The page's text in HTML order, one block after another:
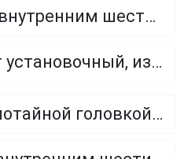
Винт с внутренним шестигранником, неполная резьба, класс прочности 8.8
Винт установочный, из нержавеющей стали A2
Винт с потайной головкой и внутренним шестигранником, класс прочности 8.8 и 10.9